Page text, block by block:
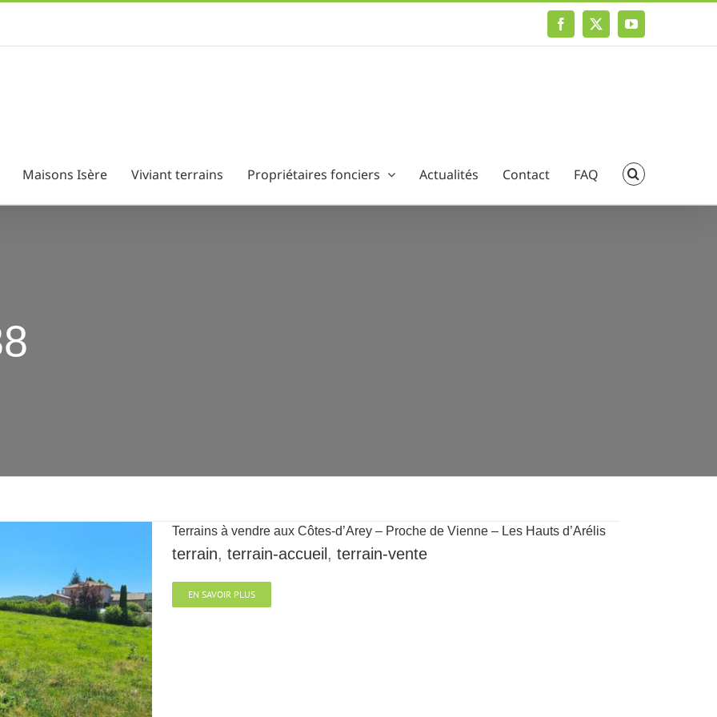
Facebook
X YouTube
Maisons Isère Viviant terrains Propriétaires fonciers Actualités Contact FAQ
Terrains à vendre aux Côtes-d’Arey – Proche de Vienne – Les Hauts d’Arélis
terrain, terrain-accueil , terrain-vente
EN SAVOIR PLUS